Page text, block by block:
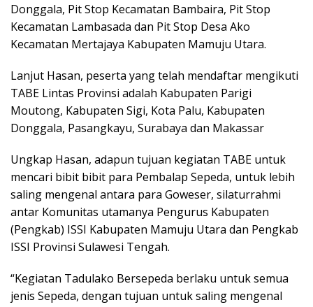
Donggala, Pit Stop Kecamatan Bambaira, Pit Stop
Kecamatan Lambasada dan Pit Stop Desa Ako
Kecamatan Mertajaya Kabupaten Mamuju Utara.
Lanjut Hasan, peserta yang telah mendaftar mengikuti
TABE Lintas Provinsi adalah Kabupaten Parigi
Moutong, Kabupaten Sigi, Kota Palu, Kabupaten
Donggala, Pasangkayu, Surabaya dan Makassar
Ungkap Hasan, adapun tujuan kegiatan TABE untuk
mencari bibit bibit para Pembalap Sepeda, untuk lebih
saling mengenal antara para Goweser, silaturrahmi
antar Komunitas utamanya Pengurus Kabupaten
(Pengkab) ISSI Kabupaten Mamuju Utara dan Pengkab
ISSI Provinsi Sulawesi Tengah.
“Kegiatan Tadulako Bersepeda berlaku untuk semua
jenis Sepeda, dengan tujuan untuk saling mengenal